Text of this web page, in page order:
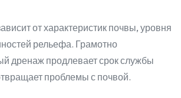
от характеристик почвы, уровня
рельефа. Грамотно
дренаж продлевает срок службы
проблемы с почвой.